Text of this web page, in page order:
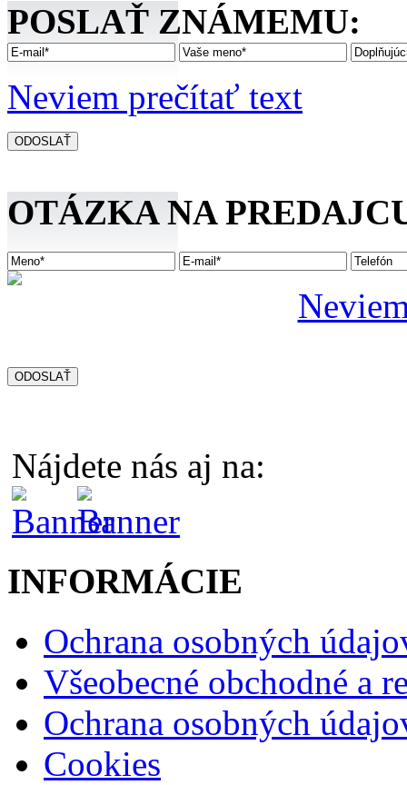
POSLAŤ ZNÁMEMU:
Neviem prečítať text
OTÁZKA NA
Nájdete nás aj na:
INFORMÁCIE
Ochrana osobných
Všeobecné obchodné a
Ochrana osobných
Cookies